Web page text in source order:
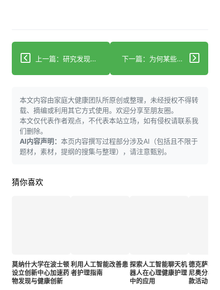
上一篇：研究发现口腔隐藏细菌使致命癌症风险增至三倍 下一篇：为何某些人类GII.4诺如病毒比其他病毒更擅长感染细胞
本文内容由家庭大健康团队所原创或整理，未经授权不得转
载、摘编或利用其它方式使用。欢迎分享至朋友圈。
本文仅代表作者观点，不代表本站立场，如有侵权请联系我
们删除。
AI内容声明： 本页内容撰写过程部分涉及AI（包括且不限于
题材，素材，提纲的搜集与整理），请注意甄别。
猜你喜欢
莫纳什大学在波士顿
设立创新中心加速药
物发现与健康创新
利用人工智能改善患
者护理指南
探索人工智能聊天机
器人在心理健康护理
中的应用
德克萨斯
尼奥分校
款活动为